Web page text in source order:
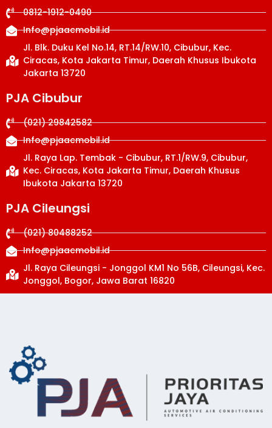
0812-1912-0490
Info@pjaacmobil.id
Jl. Blk. Duku Kel No.14, RT.14/RW.10, Cibubur, Kec.
Ciracas, Kota Jakarta Timur, Daerah Khusus Ibukota
Jakarta 13720
PJA Cibubur
(021) 29842582
Info@pjaacmobil.id
Jl. Raya Lap. Tembak - Cibubur, RT.1/RW.9, Cibubur,
Kec. Ciracas, Kota Jakarta Timur, Daerah Khusus
Ibukota Jakarta 13720
PJA Cileungsi
(021) 80488252
Info@pjaacmobil.id
Jl. Raya Cileungsi - Jonggol KM1 No 56B, Cileungsi, Kec.
Jonggol, Bogor, Jawa Barat 16820